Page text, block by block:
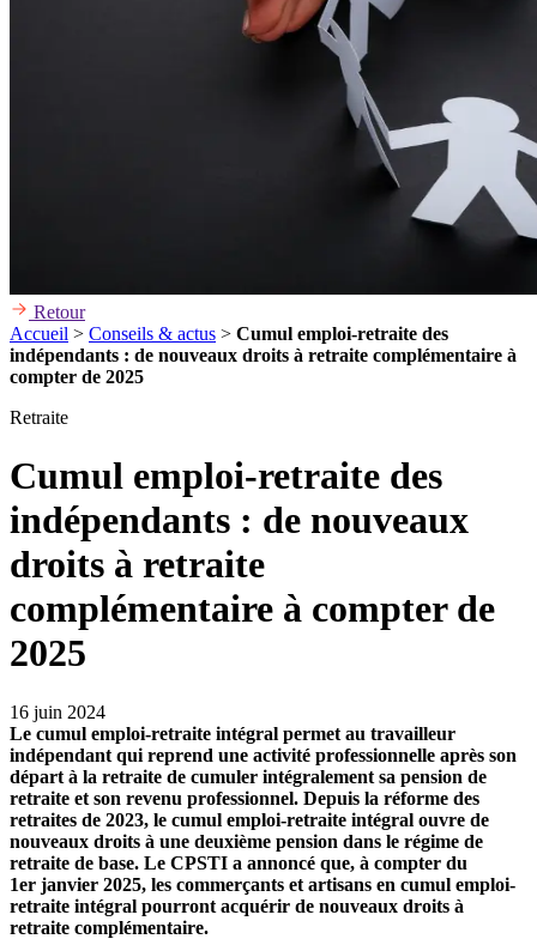
Retour
Accueil > Conseils & actus > Cumul emploi-retraite des
indépendants : de nouveaux droits à retraite complémentaire à
compter de 2025
Retraite
Cumul emploi-retraite des
indépendants : de nouveaux
droits à retraite
complémentaire à compter de
2025
16 juin 2024
Le cumul emploi-retraite intégral permet au travailleur
indépendant qui reprend une activité professionnelle après son
départ à la retraite de cumuler intégralement sa pension de
retraite et son revenu professionnel. Depuis la réforme des
retraites de 2023, le cumul emploi-retraite intégral ouvre de
nouveaux droits à une deuxième pension dans le régime de
retraite de base. Le CPSTI a annoncé que, à compter du
1er janvier 2025, les commerçants et artisans en cumul emploi-
retraite intégral pourront acquérir de nouveaux droits à
retraite complémentaire.